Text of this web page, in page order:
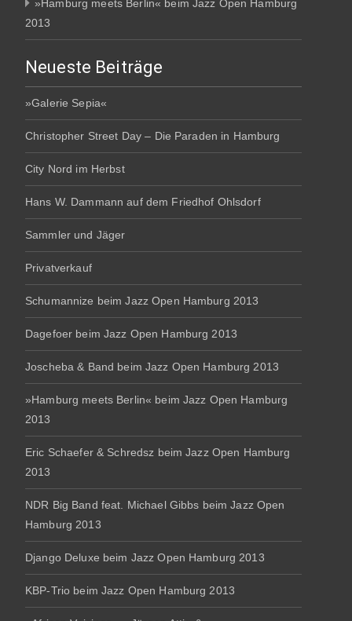
»Hamburg meets Berlin« beim Jazz Open Hamburg
2013
Neueste Beiträge
»Galerie Sepia«
Christopher Street Day – Die Paraden in Hamburg
City Nord im Herbst
Hans W. Dammann auf dem Friedhof Ohlsdorf
Sammler und Jäger
Privatverkauf
Schumannize beim Jazz Open Hamburg 2013
Dagefoer beim Jazz Open Hamburg 2013
Joscheba & Band beim Jazz Open Hamburg 2013
»Hamburg meets Berlin« beim Jazz Open Hamburg
2013
Eric Schaefer & Schredsz beim Jazz Open Hamburg
2013
NDR Big Band feat. Michael Gibbs beim Jazz Open
Hamburg 2013
Django Deluxe beim Jazz Open Hamburg 2013
KBP-Trio beim Jazz Open Hamburg 2013